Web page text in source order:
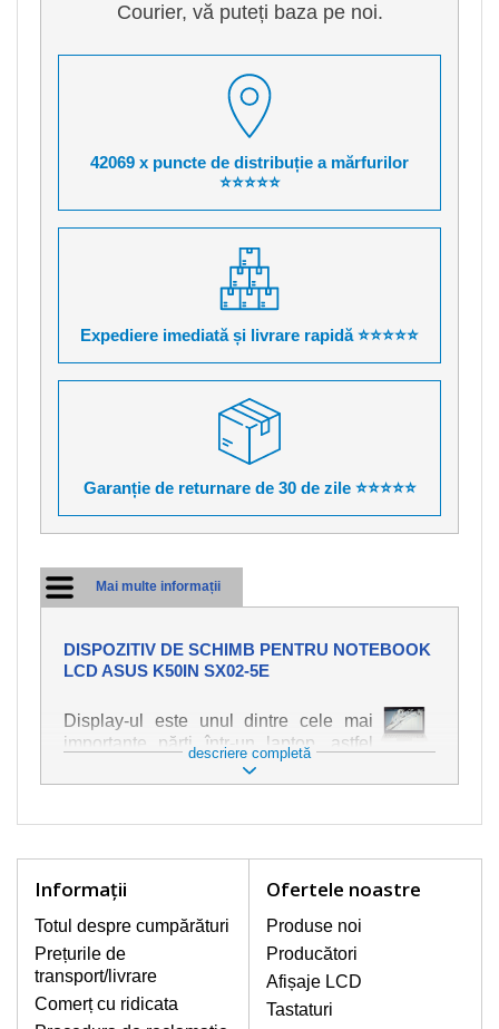
Courier, vă puteți baza pe noi.
42069 x puncte de distribuție a mărfurilor
⭐⭐⭐⭐⭐
Expediere imediată și livrare rapidă ⭐⭐⭐⭐⭐
Garanție de returnare de 30 de zile ⭐⭐⭐⭐⭐
Mai multe informații
DISPOZITIV DE SCHIMB PENTRU NOTEBOOK
LCD ASUS K50IN SX02-5E
Display-ul este unul dintre cele mai
importante părți într-un laptop, astfel
încât ne străduim să oferim piese de
schimb de cea mai bună calitate.
ul cu cea mai mare atenție. Cele mai
natură mecanică, cum ar fi afișajul rupt
sau crăpat. În plus, dungile verticale,
afișajul neiluminat, luminozitatea
intermitentă sau neuniformă
descriere completă
Informaţii
Totul despre cumpărături
Prețurile de
transport/livrare
Comerț cu ridicata
Ofertele noastre
Produse noi
Producători
Afișaje LCD
Tastaturi